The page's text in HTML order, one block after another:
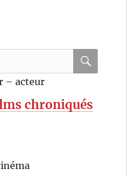
– acteur
chroniqués